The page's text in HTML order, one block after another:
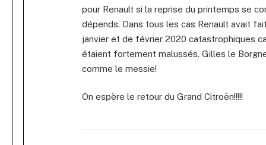
pour Renault si la reprise du printemps se
dépends. Dans tous les cas Renault avait
janvier et de février 2020 catastrophiques
étaient fortement malussés. Gilles le
comme le messie!
On espère le retour du Grand Citroën!!!!!